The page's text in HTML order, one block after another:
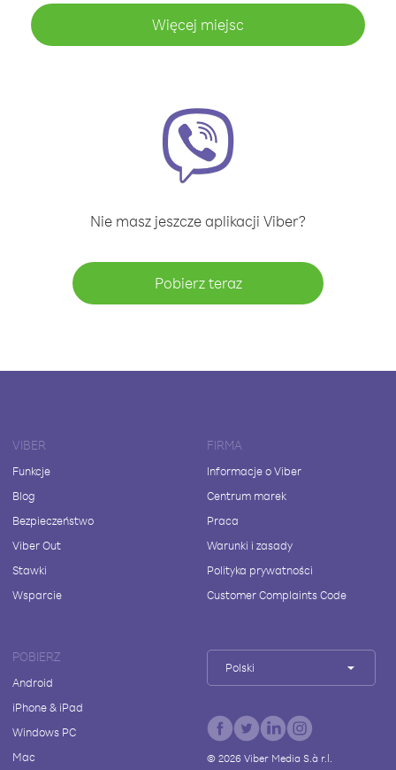
Więcej miejsc
Nie masz jeszcze aplikacji Viber?
Pobierz teraz
VIBER
Funkcje
Blog
Bezpieczeństwo
Viber Out
Stawki
Wsparcie
FIRMA
Informacje o Viber
Centrum marek
Praca
Warunki i zasady
Polityka prywatności
Customer Complaints Code
POBIERZ
Android
iPhone & iPad
Windows PC
Mac
Polski
© 2026Viber Media S.à r.l.